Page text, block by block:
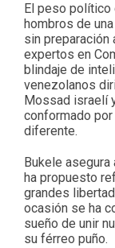
El peso
hombros de
sin preparación
expertos en
blindaje de
venezolanos
Mossad israelí
conformado
diferente.
Bukele
ha propuesto
grandes
ocasión se ha
sueño de unir
su férreo puño.